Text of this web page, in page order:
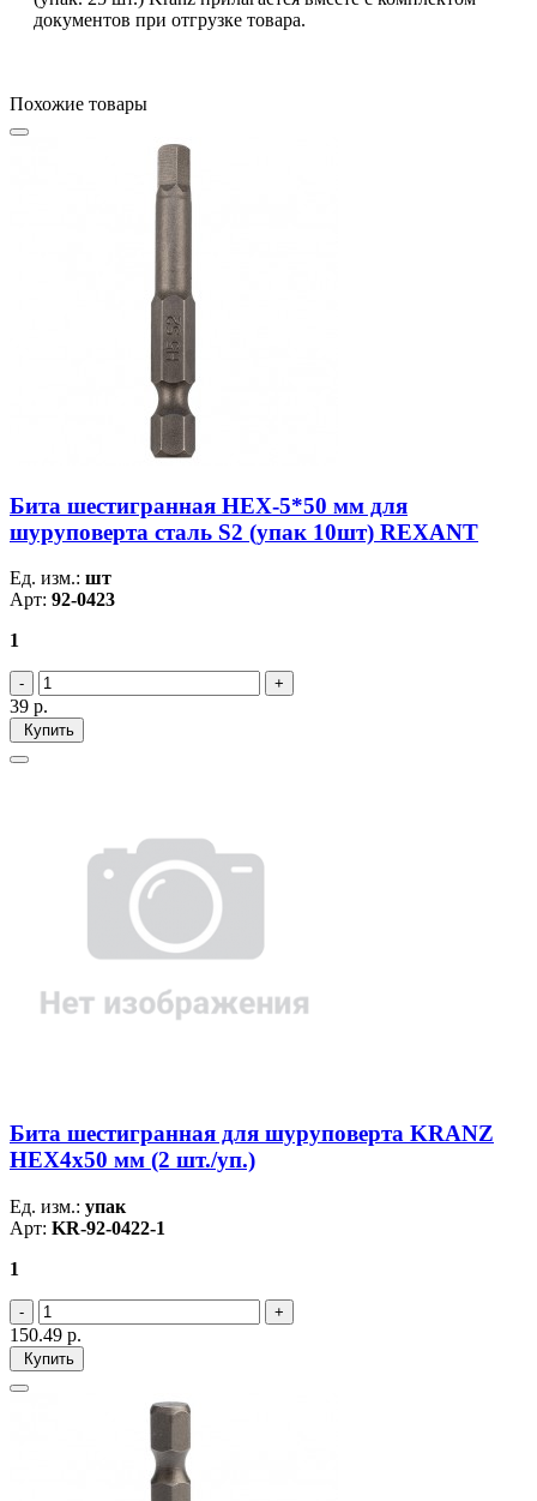
документов при отгрузке товара.
Похожие товары
Бита шестигранная HEX-5*50 мм для
шуруповерта сталь S2 (упак 10шт) REXANT
Ед. изм.: шт
Арт: 92-0423
1
39 р.
Купить
Бита шестигранная для шуруповерта KRANZ
HEX4х50 мм (2 шт./уп.)
Ед. изм.: упак
Арт: KR-92-0422-1
1
150.49 р.
Купить